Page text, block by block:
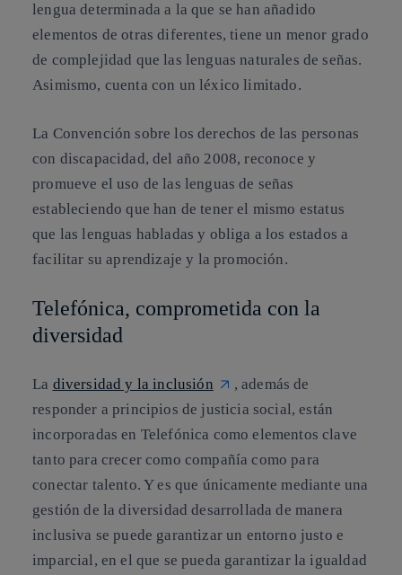
lengua determinada a la que se han añadido
elementos de otras diferentes, tiene un menor grado
de complejidad que las lenguas naturales de señas.
Asimismo, cuenta con un léxico limitado.
La Convención sobre los derechos de las personas
con discapacidad, del año 2008, reconoce y
promueve el uso de las lenguas de señas
estableciendo que han de tener el mismo estatus
que las lenguas habladas y obliga a los estados a
facilitar su aprendizaje y la promoción.
Telefónica, comprometida con la
diversidad
La diversidad y la inclusión
, además de
responder a principios de justicia social, están
incorporadas en Telefónica como elementos clave
tanto para crecer como compañía como para
conectar talento. Y es que únicamente mediante una
gestión de la diversidad desarrollada de manera
inclusiva se puede garantizar un entorno justo e
imparcial, en el que se pueda garantizar la igualdad